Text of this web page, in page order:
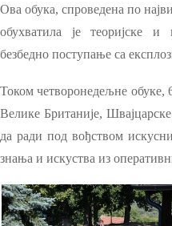
Ова обука, спроведена по
обухватила је теоријске
безбедно поступање са
Током четворонедељне обуке,
Велике Британије,
да ради под вођством
знања и искуства из